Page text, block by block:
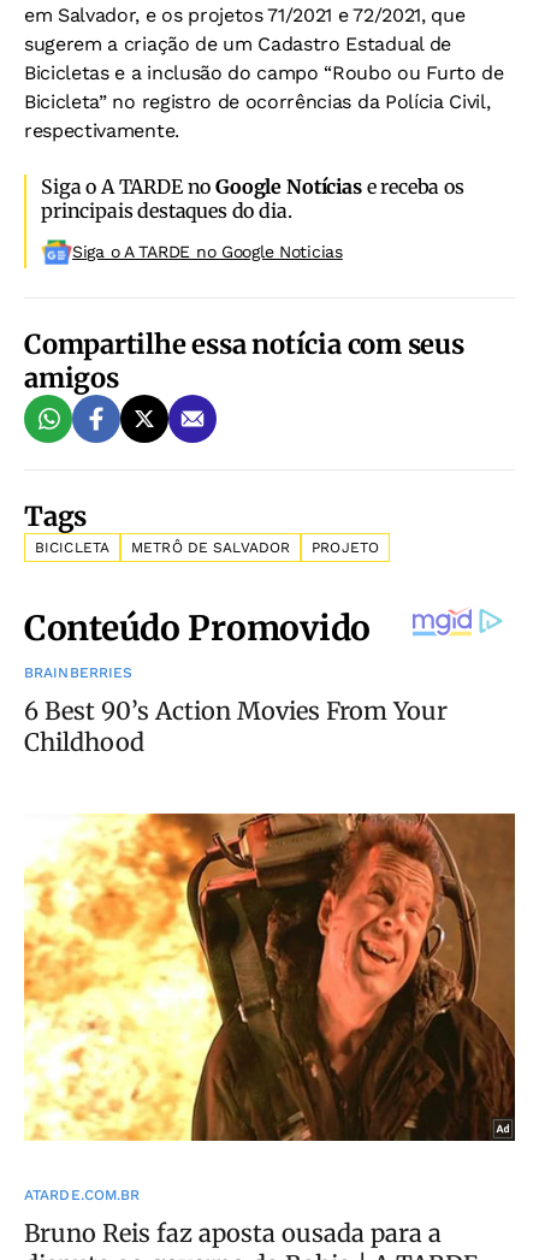
em Salvador, e os projetos 71/2021 e 72/2021, que
sugerem a criação de um Cadastro Estadual de
Bicicletas e a inclusão do campo “Roubo ou Furto de
Bicicleta” no registro de ocorrências da Polícia Civil,
respectivamente.
Siga o A TARDE noGoogle Notíciase receba os
principais destaques do dia.
Siga o A TARDE no Google Noticias
Compartilhe essa notícia com seus
amigos
Tags
BICICLETA METRÔ DE SALVADOR PROJETO